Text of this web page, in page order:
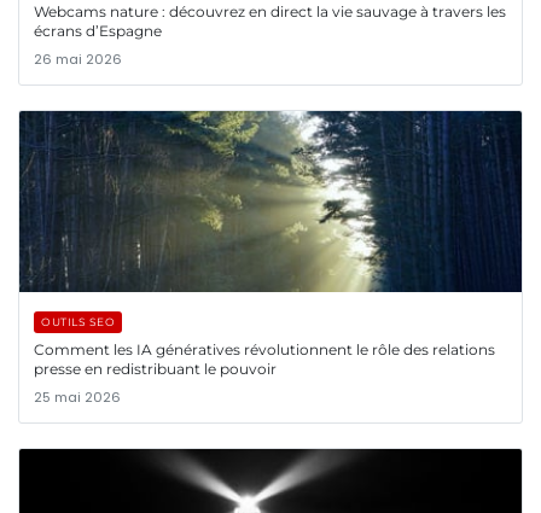
Webcams nature : découvrez en direct la vie sauvage à travers les
écrans d’Espagne
26 mai 2026
OUTILS SEO
Comment les IA génératives révolutionnent le rôle des relations
presse en redistribuant le pouvoir
25 mai 2026